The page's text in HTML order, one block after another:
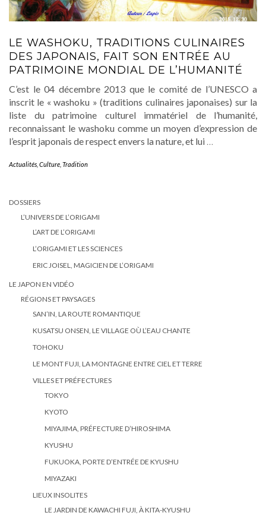
LE WASHOKU, TRADITIONS CULINAIRES
DES JAPONAIS, FAIT SON ENTRÉE AU
PATRIMOINE MONDIAL DE L’HUMANITÉ
C’est le 04 décembre 2013 que le comité de l’UNESCO a
inscrit le « washoku » (traditions culinaires japonaises) sur la
liste du patrimoine culturel immatériel de l’humanité,
reconnaissant le washoku comme un moyen d’expression de
l’esprit japonais de respect envers la nature, et lui …
Actualités Culture Tradition
DOSSIERS
L’UNIVERS DE L’ORIGAMI
L’ART DE L’ORIGAMI
L’ORIGAMI ET LES SCIENCES
ERIC JOISEL, MAGICIEN DE L’ORIGAMI
LE JAPON EN VIDÉO
RÉGIONS ET PAYSAGES
SAN’IN, LA ROUTE ROMANTIQUE
KUSATSU ONSEN, LE VILLAGE OÙ L’EAU CHANTE
TOHOKU
LE MONT FUJI, LA MONTAGNE ENTRE CIEL ET TERRE
VILLES ET PRÉFECTURES
TOKYO
KYOTO
MIYAJIMA, PRÉFECTURE D’HIROSHIMA
KYUSHU
FUKUOKA, PORTE D’ENTRÉE DE KYUSHU
MIYAZAKI
LIEUX INSOLITES
LE JARDIN DE KAWACHI FUJI, À KITA-KYUSHU